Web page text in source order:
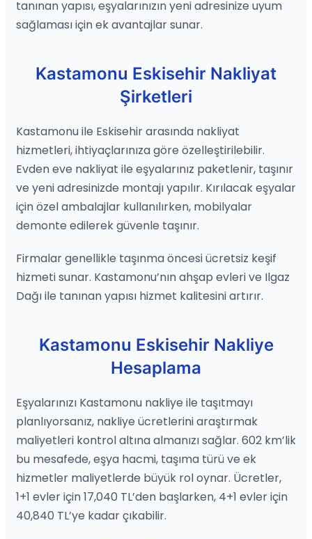
tanınan yapısı, eşyalarınızın yeni adresinize uyum
sağlaması için ek avantajlar sunar.
Kastamonu Eskisehir Nakliyat
Şirketleri
Kastamonu ile Eskisehir arasında nakliyat
hizmetleri, ihtiyaçlarınıza göre özelleştirilebilir.
Evden eve nakliyat ile eşyalarınız paketlenir, taşınır
ve yeni adresinizde montajı yapılır. Kırılacak eşyalar
için özel ambalajlar kullanılırken, mobilyalar
demonte edilerek güvenle taşınır.
Firmalar genellikle taşınma öncesi ücretsiz keşif
hizmeti sunar. Kastamonu’nın ahşap evleri ve Ilgaz
Dağı ile tanınan yapısı hizmet kalitesini artırır.
Kastamonu Eskisehir Nakliye
Hesaplama
Eşyalarınızı Kastamonu nakliye ile taşıtmayı
planlıyorsanız, nakliye ücretlerini araştırmak
maliyetleri kontrol altına almanızı sağlar. 602 km’lik
bu mesafede, eşya hacmi, taşıma türü ve ek
hizmetler maliyetlerde büyük rol oynar. Ücretler,
1+1 evler için 17,040 TL’den başlarken, 4+1 evler için
40,840 TL’ye kadar çıkabilir.